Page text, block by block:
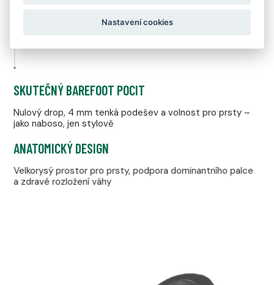
SKUTEČNÝ BAREFOOT POCIT
Nulový drop, 4 mm tenká podešev a volnost pro prsty –
jako naboso, jen stylově
ANATOMICKÝ DESIGN
Velkorysý prostor pro prsty, podpora dominantního palce
a zdravé rozložení váhy
Nastavení cookies